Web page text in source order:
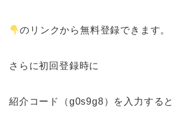
のリンクから無料登録できます。
さらに初回登録時に
紹介コード（g0s9g8）を入力すると